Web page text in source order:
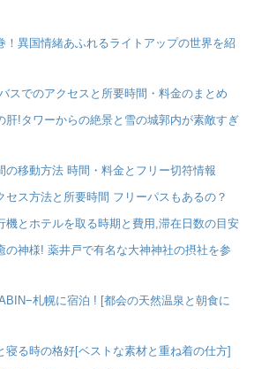
！異国情緒あふれるライトアップの世界を紹
スでのアクセスと所要時間・料金のまとめ
肝!タワーからの絶景と雪の城郭内が素敵すぎ
の移動方法 時間・料金とフリー切符情報
セス方法と所要時間 フリーパスもあるの？
機とホテルを取る時期と費用,滞在日数の目安
の神様! 薬井戸で有名な大神神社の摂社を参
札幌に宿泊 ! [都会の天然温泉と朝食に
寝る時の格好[ベストな素材と重ね着の仕方]